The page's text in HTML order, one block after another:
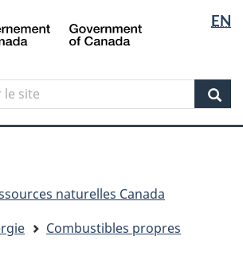
Aller
au
principal
Skip
to
government"
Passer
à
version
simplifiée
langue
EN
Canada
naturelles Canada
Combustibles propres